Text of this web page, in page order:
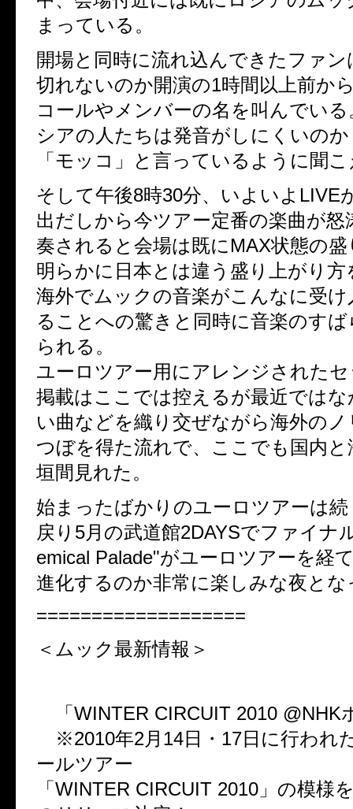
まっている。
開場と同時に流れ込んできたファ
切れないのか開演の1時間以上前か
コールやメンバーの名を叫んでい
シアの人たちは発音がしにくいの
「モッコ」と言っているように聞
そして午後8時30分、いよいよLIVE
出だしから今ツアー定番の楽曲が怒
奏されると会場は既にMAX状態の
明らかに日本とは違う盛り上がり
海外でムックの音楽がこんなに受
ることへの驚きと同時に音楽のす
られる。
ユーロツアー用にアレンジされた
掲載はここでは控えるが最近では
い曲などを織り交ぜながら海外の
つぼを得た流れで、ここでも国内
垣間見れた。
始まったばかりのユーロツアーは
戻り5月の武道館2DAYSでファイナ
emical Palade"がユーロツアーを経
進化するのか非常に楽しみな夜とな
===================
＜ムック最新情報＞
「WINTER CIRCUIT 2010 @NHK
※2010年2月14日・17日に行われ
ールツアー
「WINTER CIRCUIT 2010」の模様